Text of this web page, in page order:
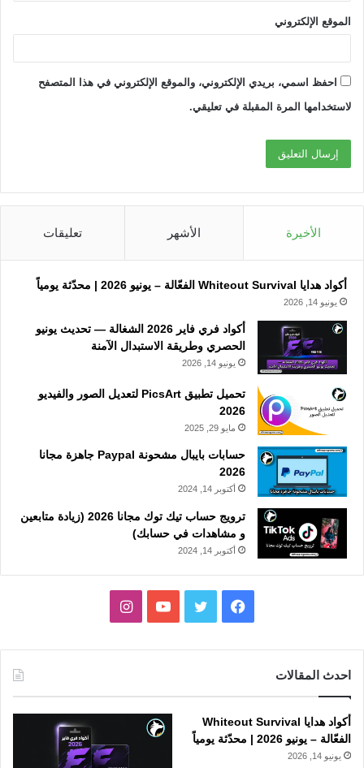
الموقع الإلكتروني
احفظ اسمي، بريدي الإلكتروني، والموقع الإلكتروني في هذا المتصفح
لاستخدامها المرة المقبلة في تعليقي.
الأخيرة الأشهر تعليقات
أكواد هدايا Whiteout Survival الفعّالة – يونيو 2026 | محدّثة يومياً
يونيو 14, 2026
أكواد فري فاير 2026 الشغالة — تحديث يونيو
الحصري وطريقة الاستبدال الآمنة
يونيو 14, 2026
تحميل تطبيق PicsArt لتعديل الصور والفيديو
2026
مايو 29, 2025
حسابات بايبال مشحونة Paypal جاهزة مجانا
2026
أكتوبر 14, 2024
ترويج حساب تيك توك مجانا 2026 (زيادة متابعين
و مشاهدات في حسابك)
أكتوبر 14, 2024
فيسبوك تويتر يوتيوبانستقرام
احدث المقالات
أكواد هدايا Whiteout Survival
الفعّالة – يونيو 2026 | محدّثة يومياً
يونيو 14, 2026